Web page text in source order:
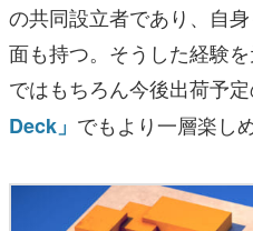
の共同設立者であり、自
面も持つ。そうした経験
ではもちろん今後出荷予
Deck」 でもより一層楽し